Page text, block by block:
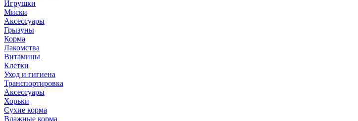
Игрушки
Миски
Аксессуары
Грызуны
Корма
Лакомства
Витамины
Клетки
Уход и гигиена
Транспортировка
Аксессуары
Хорьки
Сухие корма
Влажные корма